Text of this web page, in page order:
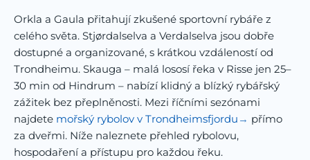
Orkla a Gaula přitahují zkušené sportovní rybáře z
celého světa. Stjørdalselva a Verdalselva jsou dobře
dostupné a organizované, s krátkou vzdáleností od
Trondheimu. Skauga – malá lososí řeka v Risse jen 25–
30 min od Hindrum – nabízí klidný a blízký rybářský
zážitek bez přeplněnosti. Mezi říčními sezónami
najdete mořský rybolov v Trondheimsfjordu
přímo
za dveřmi. Níže naleznete přehled rybolovu,
hospodaření a přístupu pro každou řeku.